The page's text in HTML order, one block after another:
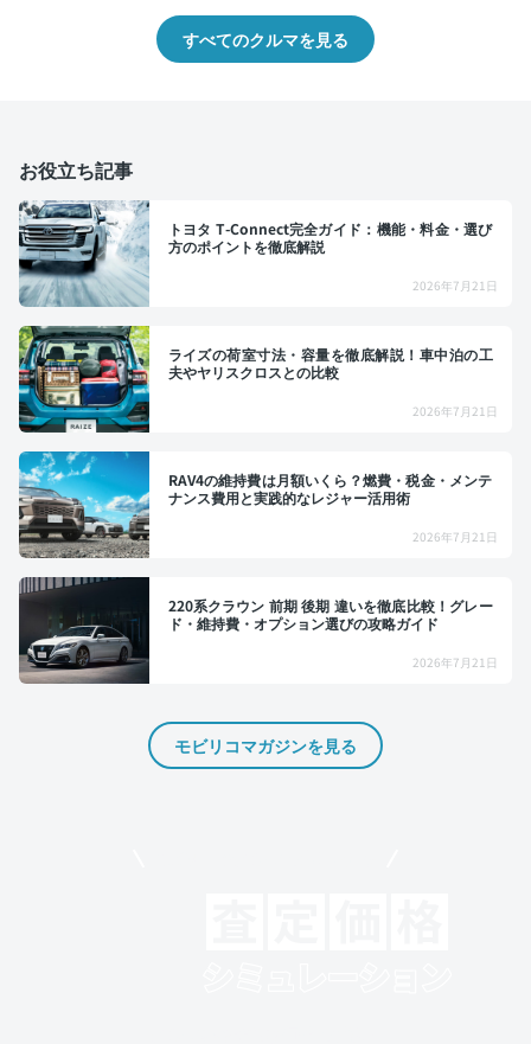
すべてのクルマを見る
お役立ち記事
トヨタ T-Connect完全ガイド：機能・料金・選び
方のポイントを徹底解説
2026年7月21日
ライズの荷室寸法・容量を徹底解説！車中泊の工
夫やヤリスクロスとの比較
2026年7月21日
RAV4の維持費は月額いくら？燃費・税金・メンテ
ナンス費用と実践的なレジャー活用術
2026年7月21日
220系クラウン 前期 後期 違いを徹底比較！グレー
ド・維持費・オプション選びの攻略ガイド
2026年7月21日
モビリコマガジンを見る